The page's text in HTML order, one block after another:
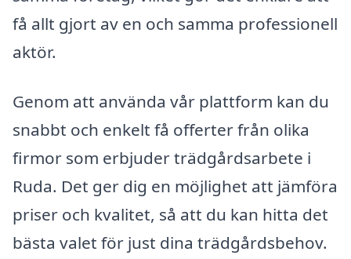
få allt gjort av en och samma professionell
aktör.
Genom att använda vår plattform kan du
snabbt och enkelt få offerter från olika
firmor som erbjuder trädgårdsarbete i
Ruda. Det ger dig en möjlighet att jämföra
priser och kvalitet, så att du kan hitta det
bästa valet för just dina trädgårdsbehov.